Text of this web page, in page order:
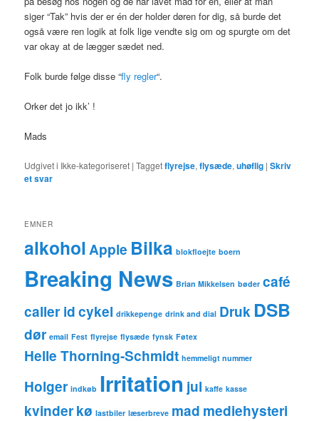
siger “Tak” hvis der er én der holder døren for dig, så burde det
også være ren logik at folk lige vendte sig om og spurgte om det
var okay at de lægger sædet ned.
Folk burde følge disse “fly regler“.
Orker det jo ikk’ !
Mads
Udgivet i Ikke-kategoriseret |Taggetflyrejse,flysæde,uhøflig |Skriv
et svar
EMNER
alkohol Apple Bilka blokfloejte boern
Breaking News Brian Mikkelsen bøder café
caller idcykel drikkepenge drink and dial DrukDSB
dør email Fest flyrejse flysæde fynsk Føtex
Helle Thorning-Schmidt hemmeligt nummer
Holger indkøb Irritation jul kaffe kasse
kvinderkø lastbiler læserbreve mad mediehysteri